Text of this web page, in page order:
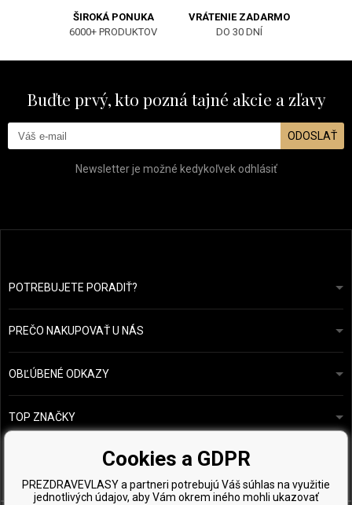
ŠIROKÁ PONUKA
6000+ PRODUKTOV
VRÁTENIE ZADARMO
DO 30 DNÍ
Buďte prvý, kto pozná tajné akcie a zľavy
ODOSLAŤ
Newsletter je možné kedykoľvek odhlásiť
POTREBUJETE PORADIŤ?info@prozdravevlasy.cz
Odpovieme do 24 hodín.
PREČO NAKUPOVAŤ U NÁS
Obchodní podmínky
Ochrana osobních údajů
Přehled plateb a dopravy
OBĽÚBENÉ ODKAZY
Náš příběh
Vzorky zdarma
TOP ZNAČKY
Kérastase
Wella Professionals
Zenz Organic
Cookies a GDPR
PREZDRAVEVLASY a partneri potrebujú Váš súhlas na využitie
jednotlivých údajov, aby Vám okrem iného mohli ukazovať